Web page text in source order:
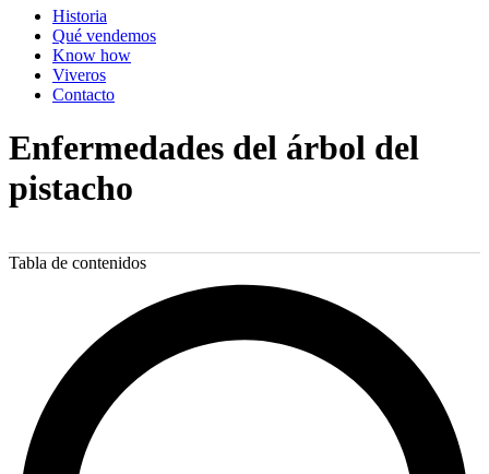
Historia
Qué vendemos
Know how
Viveros
Contacto
Enfermedades del árbol del
pistacho
Tabla de contenidos